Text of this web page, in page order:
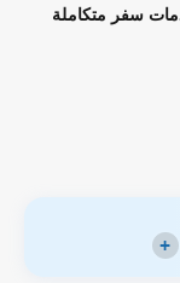
سفر متكاملة
+